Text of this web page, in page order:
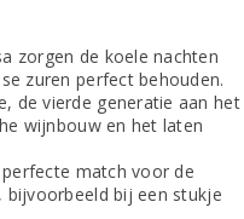
zorgen de koele nachten
zuren perfect behouden.
de vierde generatie aan het
wijnbouw en het laten
match voor de
bijvoorbeeld bij een stukje